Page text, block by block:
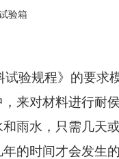
试验规程》的要求
来对材料进行耐
雨水，只需几天
的时间才会发生